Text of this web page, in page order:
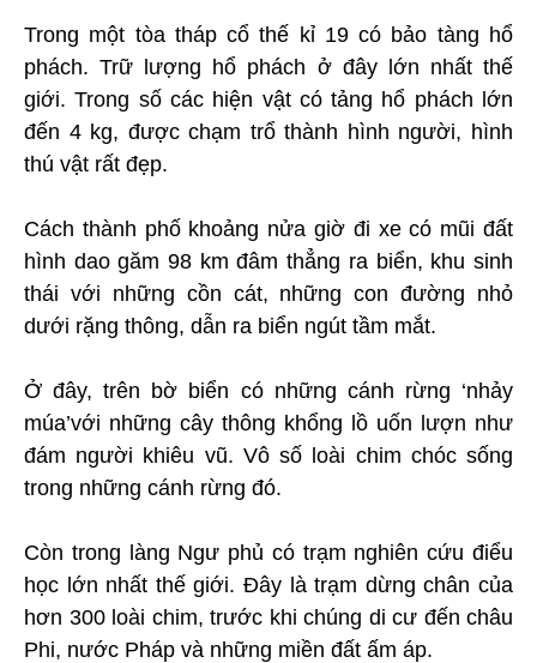
Trong một tòa tháp cổ thế kỉ 19 có bảo tàng hổ
phách. Trữ lượng hổ phách ở đây lớn nhất thế
giới. Trong số các hiện vật có tảng hổ phách lớn
đến 4 kg, được chạm trổ thành hình người, hình
thú vật rất đẹp.
Cách thành phố khoảng nửa giờ đi xe có mũi đất
hình dao găm 98 km đâm thẳng ra biển, khu sinh
thái với những cồn cát, những con đường nhỏ
dưới rặng thông, dẫn ra biển ngút tầm mắt.
Ở đây, trên bờ biển có những cánh rừng ‘nhảy
múa’với những cây thông khổng lồ uốn lượn như
đám người khiêu vũ. Vô số loài chim chóc sống
trong những cánh rừng đó.
Còn trong làng Ngư phủ có trạm nghiên cứu điểu
học lớn nhất thế giới. Đây là trạm dừng chân của
hơn 300 loài chim, trước khi chúng di cư đến châu
Phi, nước Pháp và những miền đất ấm áp.